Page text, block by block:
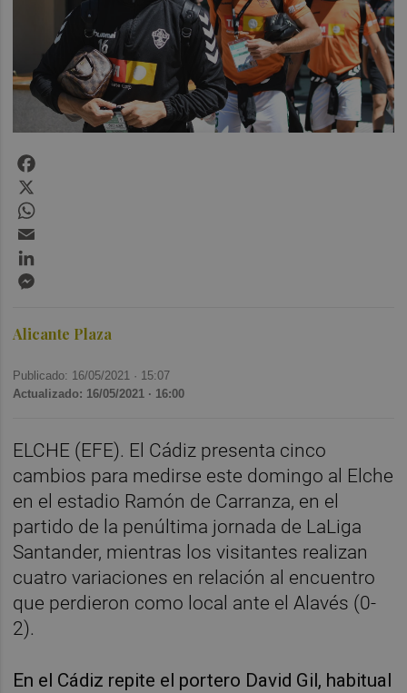
Alicante Plaza
Publicado: 16/05/2021 · 15:07
Actualizado: 16/05/2021 · 16:00
ELCHE (EFE). El Cádiz presenta cinco
cambios para medirse este domingo al Elche
en el estadio Ramón de Carranza, en el
partido de la penúltima jornada de LaLiga
Santander, mientras los visitantes realizan
cuatro variaciones en relación al encuentro
que perdieron como local ante el Alavés (0-
2).
En el Cádiz repite el portero David Gil, habitual